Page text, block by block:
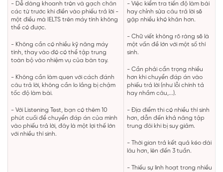
- Dễ dàng khoanh tròn và gạch chân
các từ trước khi điền vào phiếu trả lời -
một điều mà IELTS trên máy tính không
thể có được.
- Không cần có nhiều kỹ năng máy
tính, thay vào đó có thể tập trung
toàn bộ vào nhiệm vụ của bàn tay.
- Không cần làm quen với cách đánh
câu trả lời, không cần lo lắng bị chậm
tốc độ làm bài.
- Với Listening Test, bạn có thêm 10
phút cuối để chuyển đáp án của mình
vào phiếu trả lời, đây là một lợi thế lớn
với nhiều thí sinh.
- Việc kiểm tra tiến độ làm bài
hay chỉnh sửa câu trả lời sẽ
gặp nhiều khó khăn hơn.
- Chữ viết không rõ ràng sẽ là
một vấn đề lớn với một số thí
sinh.
- Cần phải cẩn trọng nhiều
hơn khi chuyển đáp án vào
phiếu trả lời (như lỗi chính tả
hay nhầm câu,...).
- Địa điểm thi có nhiều thí sinh
hơn, dẫn đến khả năng tập
trung đôi khi bị suy giảm.
- Thời gian trả kết quả kéo dài
lâu hơn, lên đến 3 tuần.
- Thiếu sự linh hoạt trong nhiều